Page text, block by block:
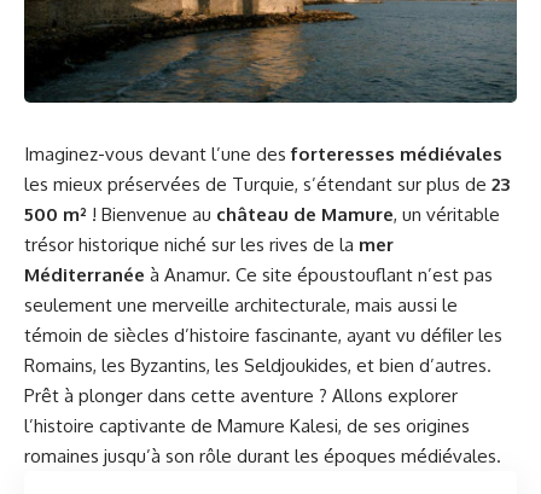
Imaginez-vous devant l’une desforteresses médiévales
les mieux préservées de Turquie, s’étendant sur plus de 23
500 m² ! Bienvenue au château de Mamure, un véritable
trésor historique niché sur les rives de la mer
Méditerranée à Anamur. Ce site époustouflant n’est pas
seulement une merveille architecturale, mais aussi le
témoin de siècles d’histoire fascinante, ayant vu défiler les
Romains, les Byzantins, les Seldjoukides, et bien d’autres.
Prêt à plonger dans cette aventure ? Allons explorer
l’histoire captivante de Mamure Kalesi, de ses origines
romaines jusqu’à son rôle durant les époques médiévales.